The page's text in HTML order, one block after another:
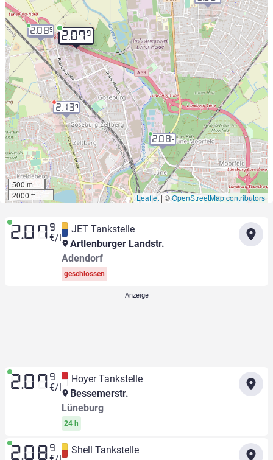
2.079
2.089
2.139
2.089
500 m
2000 ft
Leaflet | ©OpenStreetMap contributors
2.07 9
€/l
JET Tankstelle
Artlenburger Landstr.
Adendorf
geschlossen
2.07 9
€/l
Hoyer Tankstelle
Bessemerstr.
Lüneburg
24 h
2.08 9
Shell Tankstelle